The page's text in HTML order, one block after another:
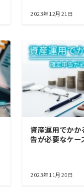
2023年12月21日
資産運用でかか
告が必要なケー
2023年11月20日